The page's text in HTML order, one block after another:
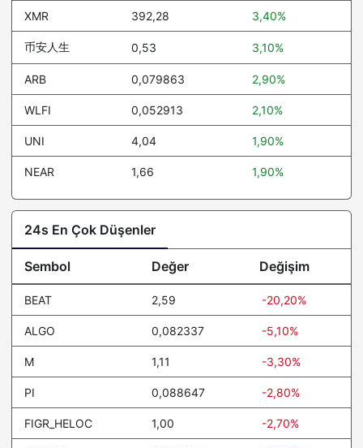
XMR 392,28 3,40%
币安人生 0,53 3,10%
ARB 0,079863 2,90%
WLFI 0,052913 2,10%
UNI 4,04 1,90%
NEAR 1,66 1,90%
24s En Çok Düşenler
Sembol Değer Değişim
BEAT 2,59 -20,20%
ALGO 0,082337 -5,10%
M 1,11 -3,30%
PI 0,088647 -2,80%
FIGR_HELOC 1,00 -2,70%